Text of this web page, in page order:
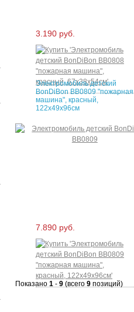
3.190 руб.
Электромобиль детский
BonDiBon BB0809 "пожарная
машина", красный,
122х49х96см
7.890 руб.
Показано 1 - 9 (всего 9 позиций)